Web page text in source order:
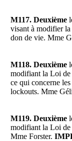
M117. Deuxième
visant à modifier
don de vie. Mme
M118. Deuxième
modifiant la Loi de
ce qui concerne
lockouts. Mme
M119. Deuxième
modifiant la Loi de
Mme Forster.